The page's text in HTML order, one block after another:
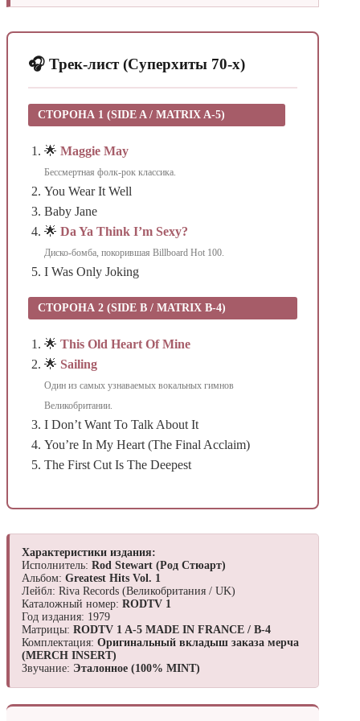
🎧 Трек-лист (Суперхиты 70-х)
СТОРОНА 1 (SIDE A / MATRIX A-5)
🌟 Maggie May
Бессмертная фолк-рок классика.
You Wear It Well
Baby Jane
🌟 Da Ya Think I’m Sexy?
Диско-бомба, покорившая Billboard Hot 100.
I Was Only Joking
СТОРОНА 2 (SIDE B / MATRIX B-4)
🌟 This Old Heart Of Mine
🌟 Sailing
Один из самых узнаваемых вокальных гимнов
Великобритании.
I Don’t Want To Talk About It
You’re In My Heart (The Final Acclaim)
The First Cut Is The Deepest
Характеристики издания:
Исполнитель: Rod Stewart (Род Стюарт)
Альбом: Greatest Hits Vol. 1
Лейбл: Riva Records (Великобритания / UK)
Каталожный номер: RODTV 1
Год издания: 1979
Матрицы: RODTV 1 A-5 MADE IN FRANCE / B-4
Комплектация: Оригинальный вкладыш заказа мерча
(MERCH INSERT)
Звучание: Эталонное (100% MINT)